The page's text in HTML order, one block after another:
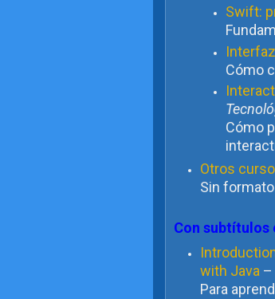
Swift:
Cómo
Cómo
Otros
Sin
Con subtítulos
with Java–
Para